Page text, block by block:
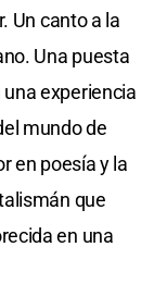
Un canto a la
Una puesta
experiencia
mundo de
en poesía y la
que
en una